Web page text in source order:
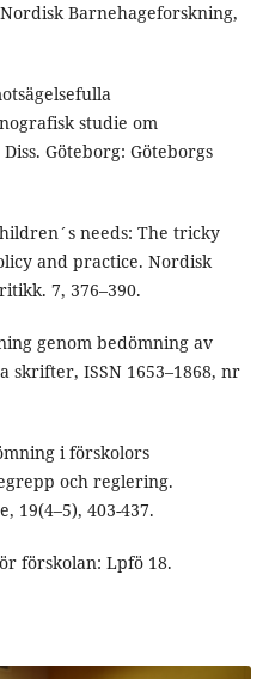
Barnehageforskning,
studie om
Göteborg: Göteborgs
needs: The tricky
and practice. Nordisk
7, 376–390.
genom bedömning av
skrifter, ISSN 1653–1868, nr
i förskolors
och reglering.
19(4–5), 403-437.
förskolan: Lpfö 18.